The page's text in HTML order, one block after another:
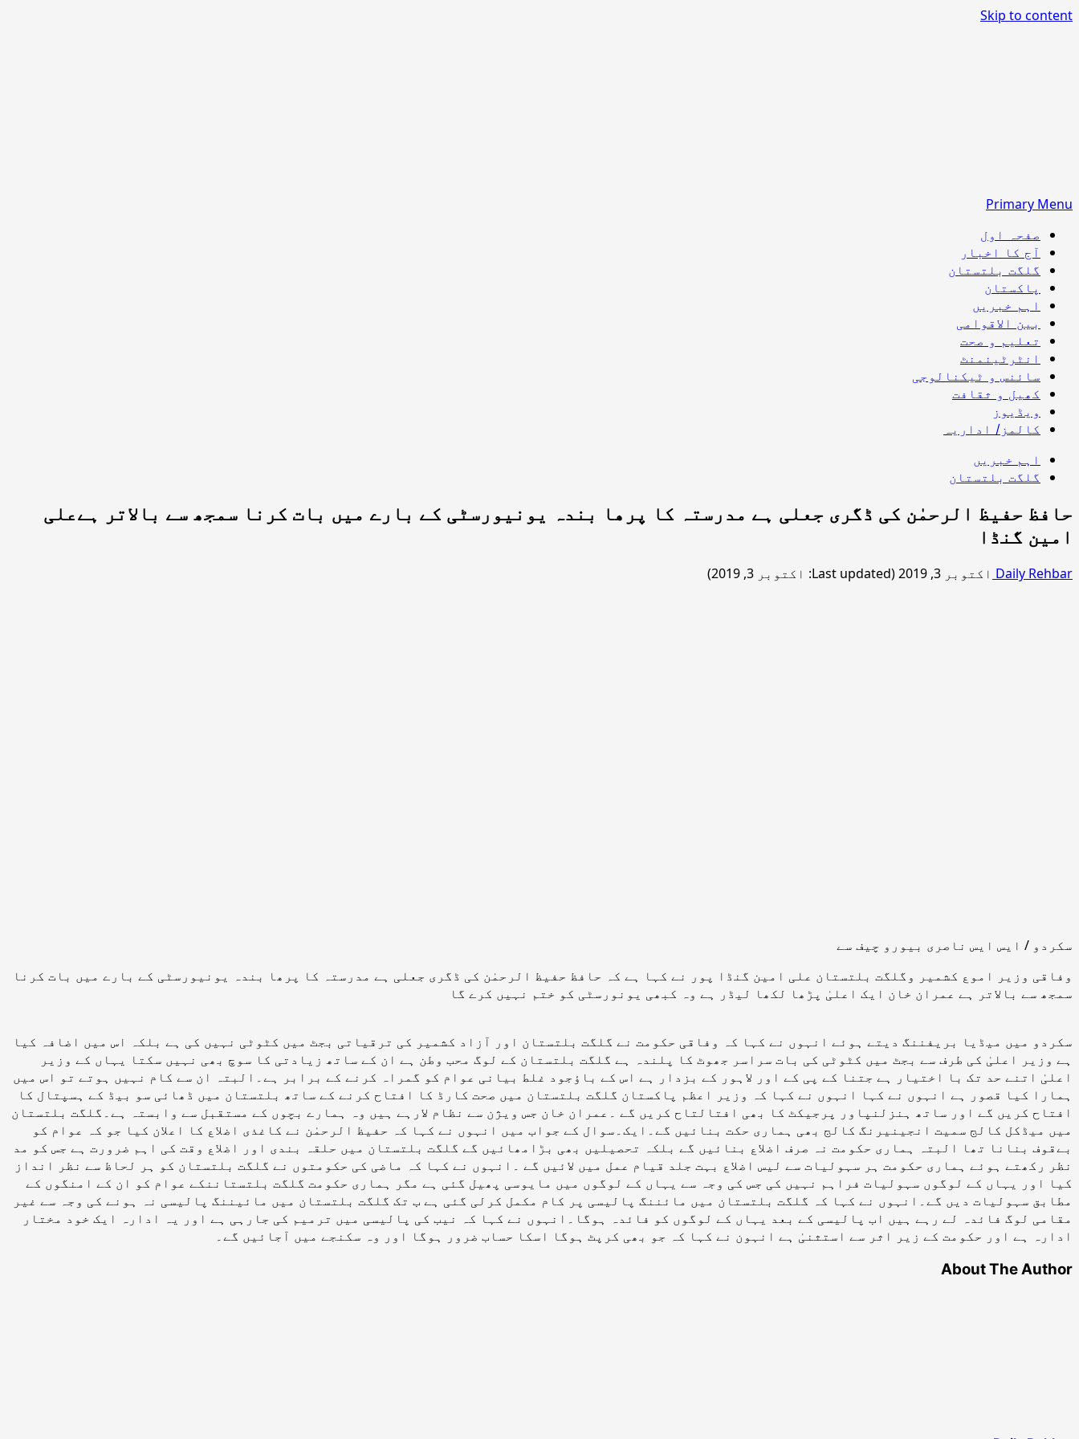
Skip to content
Primary Menu
صفحہ اول
آج کا اخبار
گلگت بلتستان
پاکستان
اہم خبریں
بین الاقوامی
تعلیم و صحت
انٹرٹینمنٹ
سائنس و ٹیکنالوجی
کھیل و ثقافت
ویڈیوز
کالمز/ اداریہ
اہم خبریں
گلگت بلتستان
حافظ حفیظ الرحمٰن کی ڈگری جعلی ہے مدرستہ کا پرھا بندہ یونیورسٹی کے بارے میں بات کرنا سمجھ سے بالاتر ہےعلی
امین گنڈا
Daily Rehbar اکتوبر 3, 2019 (Last updated: اکتوبر 3, 2019)
سکردو / ایس ایس ناصری بیورو چیف سے
وفاقی وزیر اموع کشمیر وگلگت بلتستان علی امین گنڈا پور نے کہا ہے کہ حافظ حفیظ الرحمٰن کی ڈگری جعلی ہے مدرستہ کا پرھا بندہ یونیورسٹی کے بارے میں بات کرنا
سمجھ سے بالاتر ہے عمران خان ایک اعلیٰ پڑھا لکھا لیڈر ہے وہ کبھی یونورسٹی کو ختم نہیں کرے گا
سکردو میں میڈیا بریفننگ دیتے ہوئے انہوں نے کہا کہ وفاقی حکومت نے گلگت بلتستان اور آزاد کشمیر کی ترقیاتی بجٹ میں کٹوٹی نہیں کی ہے بلکہ اس میں اضافہ کیا
ہے وزیر اعلیٰ کی طرف سے بجٹ میں کٹوٹی کی بات سراسر جھوٹ کا پلندہ ہے گلگت بلتستان کے لوگ محب وطن ہے ان کے ساتھ زیادتی کا سوچ بھی نہیں سکتا یہاں کے وزیر
اعلیٰ اتنے حد تک با اختیار ہے جتنا کے پی کے اور لاہور کے بزدار ہے اس کے باؤجود غلط بیانی عوام کو گمراہ کرنے کے برابر ہے۔البتہ ان سے کام نہیں ہوتے تو اس میں
ہمارا کیا قصور ہے انہوں نے کہا انہوں نے کہا کہ وزیر اعظم پاکستان گلگت بلتستان میں صحت کارڈ کا افتاح کرنے کے ساتھ بلتستان میں ڈھائی سو بیڈ کے ہسپتال کا
افتاح کریں گے اور ساتھ ہنزلنپاور پرجیکٹ کا بھی افتالتاح کریں گے ۔عمران خان جس ویژن سے نظام لارہے ہیں وہ ہمارے بچوں کے مستقبل سے وابستہ ہے۔گلگت بلتستان
میں میڈکل کالج سمیت انجینیرنگ کالج بھی ہماری حکت بنائیں گے۔ایک۔سوال کے جواب میں انہوں نے کہا کہ حفیظ الرحمٰن نے کاغذی اضلاع کا اعلان کیا جو کہ عوام کو
بےقوف بنانا تھا البتہ ہماری حکومت نہ صرف اضلاع بنائیں گے بلکہ تحصیلیں بھی بڑامھائیں گے گلگت بلتستان میں حلقہ بندی اور اضلاع وقت کی اہم ضرورت ہے جس کو مد
نظر رکھتے ہوئے ہماری حکومت ہر سہولیات سے لیس اضلاع بہت جلد قیام عمل میں لائیں گے ۔انہوں نے کہا کہ ماضی کی حکومتوں نے گلگت بلتستان کو ہر لحاظ سے نظر انداز
کیا اور یہاں کے لوگوں سہولیات فراہم نہیں کی جس کی وجہ سے یہاں کے لوگوں میں مایوسی پھیل گئی ہے مگر ہماری حکومت گلگت بلتستاننکے عوام کو ان کے امنگوں کے
مطابق سہولیات دیں گے۔انہوں نے کہا کہ گلگت بلتستان میں مائننگ پالیسی پر کام مکمل کرلی گئی ہے ب تک گلگت بلتستان میں مائیننگ پالیسی نہ ہونے کی وجہ سے غیر
مقامی لوگ فائدہ لے رہے ہیں اب پالیسی کے بعد یہاں کے لوگوں کو فائدہ ہوگا۔انہوں نے کہا کہ نیب کی پالیسی میں ترمیم کی جارہی ہے اور یہ ادارہ ایک خود مختار
ادارہ ہے اور حکومت کے زیر اثر سے استثنیٰ ہے انہون نے کہا کہ جو بھی کرپٹ ہوگا اسکا حساب ضرور ہوگا اور وہ سکنجے میں آجائیں گے۔
About The Author